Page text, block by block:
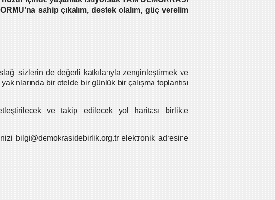
sahip çıkalım, destek olalım, güç verelim
sizlerin de değerli katkılarıyla zenginleştirmek ve
bir otelde bir günlük bir çalışma toplantısı
ve takip edilecek yol haritası birlikte
bilgi@demokrasidebirlik.org.trelektronik adresine